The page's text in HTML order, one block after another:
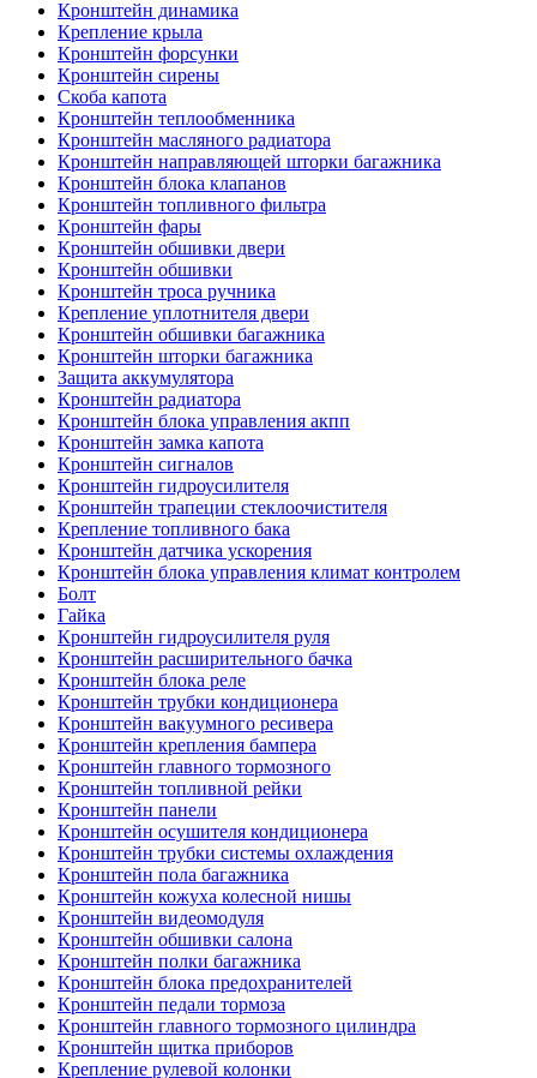
Кронштейн динамика
Крепление крыла
Кронштейн форсунки
Кронштейн сирены
Скоба капота
Кронштейн теплообменника
Кронштейн масляного радиатора
Кронштейн направляющей шторки багажника
Кронштейн блока клапанов
Кронштейн топливного фильтра
Кронштейн фары
Кронштейн обшивки двери
Кронштейн обшивки
Кронштейн троса ручника
Крепление уплотнителя двери
Кронштейн обшивки багажника
Кронштейн шторки багажника
Защита аккумулятора
Кронштейн радиатора
Кронштейн блока управления акпп
Кронштейн замка капота
Кронштейн сигналов
Кронштейн гидроусилителя
Кронштейн трапеции стеклоочистителя
Крепление топливного бака
Кронштейн датчика ускорения
Кронштейн блока управления климат контролем
Болт
Гайка
Кронштейн гидроусилителя руля
Кронштейн расширительного бачка
Кронштейн блока реле
Кронштейн трубки кондиционера
Кронштейн вакуумного ресивера
Кронштейн крепления бампера
Кронштейн главного тормозного
Кронштейн топливной рейки
Кронштейн панели
Кронштейн осушителя кондиционера
Кронштейн трубки системы охлаждения
Кронштейн пола багажника
Кронштейн кожуха колесной нишы
Кронштейн видеомодуля
Кронштейн обшивки салона
Кронштейн полки багажника
Кронштейн блока предохранителей
Кронштейн педали тормоза
Кронштейн главного тормозного цилиндра
Кронштейн щитка приборов
Крепление рулевой колонки